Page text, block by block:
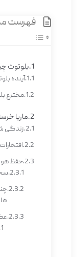
فهرست
بلوتوث
آینده
مخترع
ماریا
زندگی
حفظ